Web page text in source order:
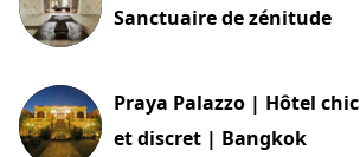
Sanctuaire de zénitude
Praya Palazzo | Hôtel chic
et discret | Bangkok